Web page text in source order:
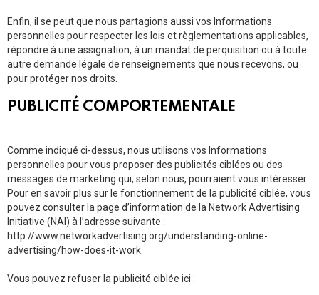
Enfin, il se peut que nous partagions aussi vos Informations
personnelles pour respecter les lois et règlementations applicables,
répondre à une assignation, à un mandat de perquisition ou à toute
autre demande légale de renseignements que nous recevons, ou
pour protéger nos droits.
PUBLICITÉ COMPORTEMENTALE
Comme indiqué ci-dessus, nous utilisons vos Informations
personnelles pour vous proposer des publicités ciblées ou des
messages de marketing qui, selon nous, pourraient vous intéresser.
Pour en savoir plus sur le fonctionnement de la publicité ciblée, vous
pouvez consulter la page d’information de la Network Advertising
Initiative (NAI) à l’adresse suivante :
http://www.networkadvertising.org/understanding-online-
advertising/how-does-it-work.
Vous pouvez refuser la publicité ciblée ici :